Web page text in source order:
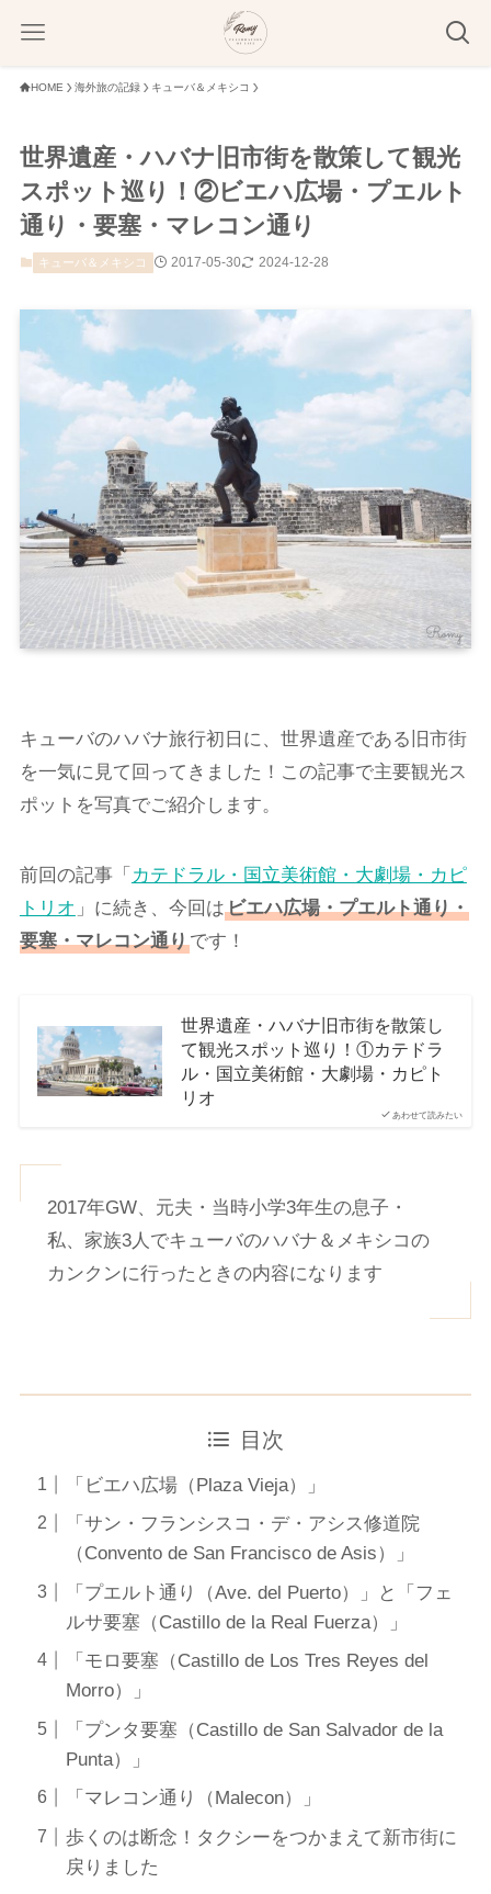
HOME 海外旅の記録 キューバ＆メキシコ
世界遺産・ハバナ旧市街を散策して観光
スポット巡り！②ビエハ広場・プエルト
通り・要塞・マレコン通り
キューバ＆メキシコ 2017-05-30 2024-12-28
キューバのハバナ旅行初日に、世界遺産である旧市街
を一気に見て回ってきました！この記事で主要観光ス
ポットを写真でご紹介します。
前回の記事「 カテドラル・国立美術館・大劇場・カピ
トリオ 」に続き、今回はビエハ広場・プエルト通り・
要塞・マレコン通りです！
あわせて読みたい
世界遺産・ハバナ旧市街を散策し
て観光スポット巡り！①カテドラ
ル・国立美術館・大劇場・カピト
リオ
2017年GW、元夫・当時小学3年生の息子・
私、家族3人でキューバのハバナ＆メキシコの
カンクンに行ったときの内容になります
目次
「ビエハ広場（Plaza Vieja）」
「サン・フランシスコ・デ・アシス修道院
（Convento de San Francisco de Asis）」
「プエルト通り（Ave. del Puerto）」と「フェ
ルサ要塞（Castillo de la Real Fuerza）」
「モロ要塞（Castillo de Los Tres Reyes del
Morro）」
「プンタ要塞（Castillo de San Salvador de la
Punta）」
「マレコン通り（Malecon）」
歩くのは断念！タクシーをつかまえて新市街に
戻りました